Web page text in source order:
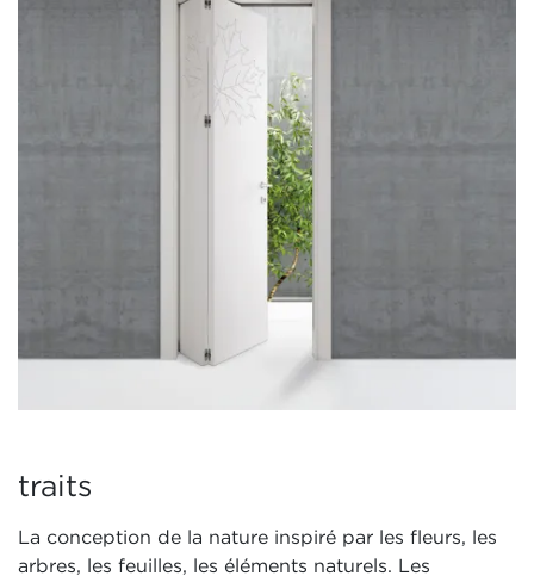
traits
La conception de la nature inspiré par les fleurs, les
arbres, les feuilles, les éléments naturels. Les